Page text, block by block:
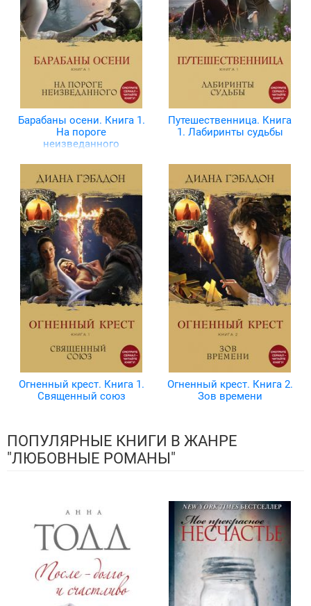
Барабаны осени. Книга 1.
На пороге
неизведанного
Путешественница. Книга
1. Лабиринты судьбы
Огненный крест. Книга 1.
Священный союз
Огненный крест. Книга 2.
Зов времени
ПОПУЛЯРНЫЕ КНИГИ В ЖАНРЕ
"ЛЮБОВНЫЕ РОМАНЫ"